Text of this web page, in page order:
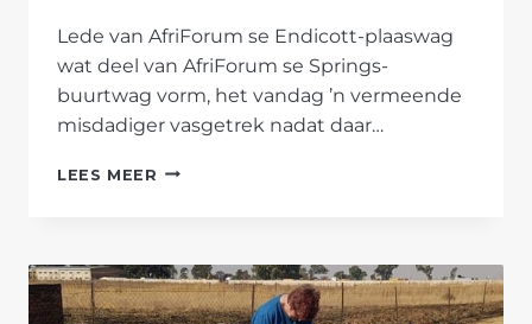
Lede van AfriForum se Endicott-plaaswag
wat deel van AfriForum se Springs-
buurtwag vorm, het vandag ’n vermeende
misdadiger vasgetrek nadat daar…
LEES MEER AFRIFORUM
TREK
VERMEENDE
DIEF